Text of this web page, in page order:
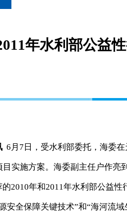
年水利部公益
6月7日，受水利部委托，海委
目实施方案。海委副主任户作亮
2010年和2011年水利部公益
安全保障关键技术”和“海河流